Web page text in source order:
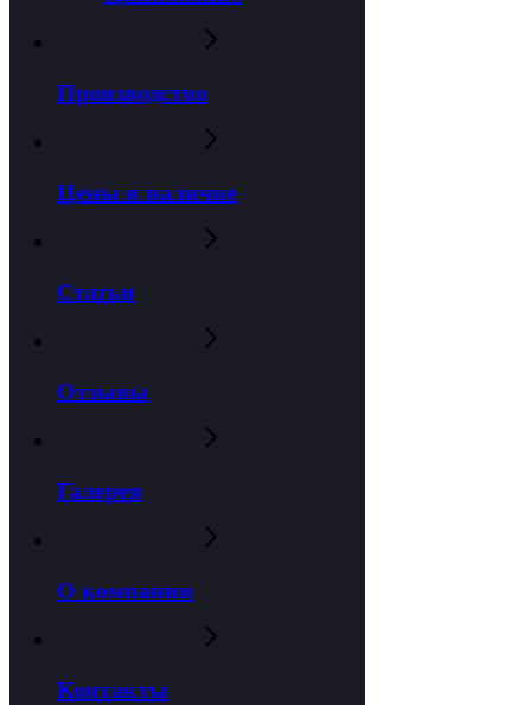
Производство
Цены и наличие
Статьи
Отзывы
Галерея
О компании
Контакты